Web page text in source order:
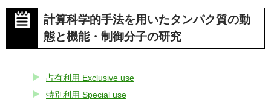
プ
計算科学的手法を用いたタンパク質の動
態と機能・制御分子の研究
占有利用 Exclusive use
特別利用 Special use